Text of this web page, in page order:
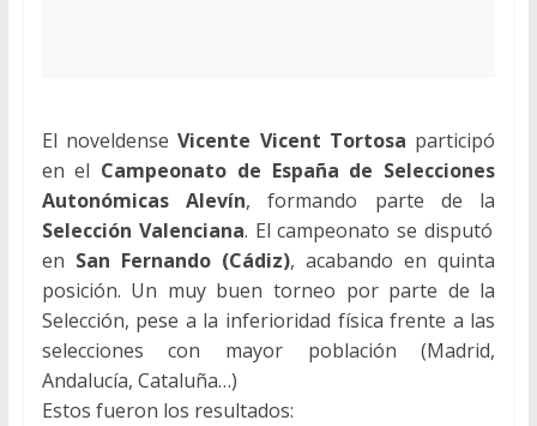
El noveldenseVicente Vicent Tortosa participó
en el Campeonato de España de Selecciones
Autonómicas Alevín, formando parte de la
Selección Valenciana. El campeonato se disputó
en San Fernando (Cádiz), acabando en quinta
posición. Un muy buen torneo por parte de la
Selección, pese a la inferioridad física frente a las
selecciones con mayor población (Madrid,
Andalucía, Cataluña…)
Estos fueron los resultados: